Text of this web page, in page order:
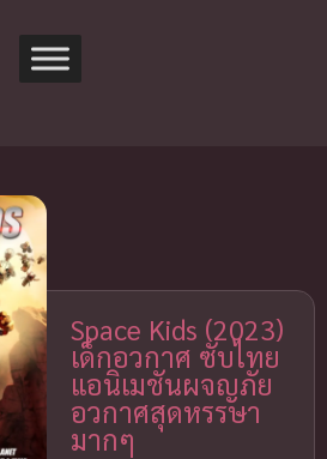
Space Kids (2023)
เด็กอวกาศ ซับไทย
แอนิเมชันผจญภัย
อวกาศสุดหรรษา
มากๆ